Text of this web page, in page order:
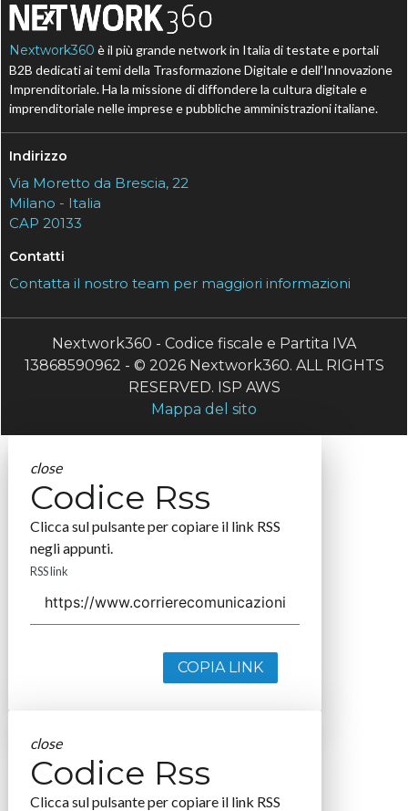
Nextwork360 è il più grande network in Italia di testate e portali
B2B dedicati ai temi della Trasformazione Digitale e dell’Innovazione
Imprenditoriale. Ha la missione di diffondere la cultura digitale e
imprenditoriale nelle imprese e pubbliche amministrazioni italiane.
Indirizzo
Via Moretto da Brescia, 22
Milano - Italia
CAP 20133
Contatti
Contatta il nostro team per maggiori informazioni
Nextwork360 - Codice fiscale e Partita IVA
13868590962 - © 2026 Nextwork360. ALL RIGHTS
RESERVED. ISP AWS
Mappa del sito
close
Codice Rss
Clicca sul pulsante per copiare il link RSS
negli appunti.
RSS link
COPIA LINK
close
Codice Rss
Clicca sul pulsante per copiare il link RSS